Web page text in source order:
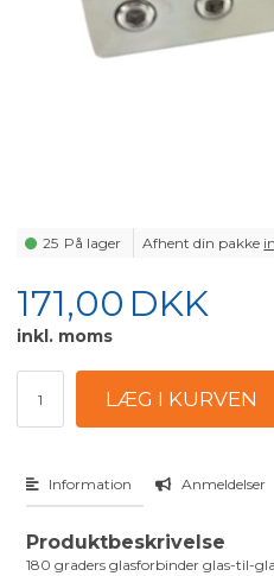
25 På lager Afhent din pakke
171,00 DKK
inkl. moms
Information Anmeldelser
Produktbeskrivelse
180 graders glasforbinder glas-til-